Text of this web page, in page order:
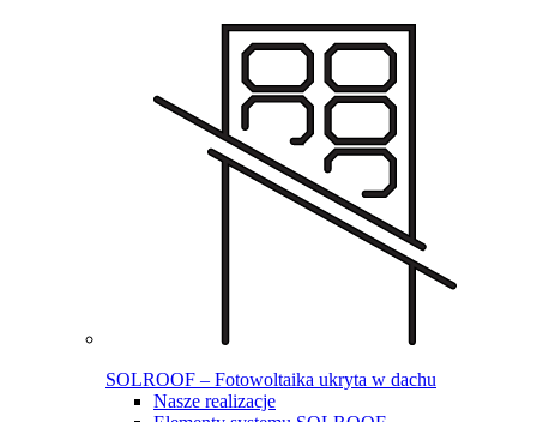
SOLROOF – Fotowoltaika ukryta w dachu
Nasze realizacje